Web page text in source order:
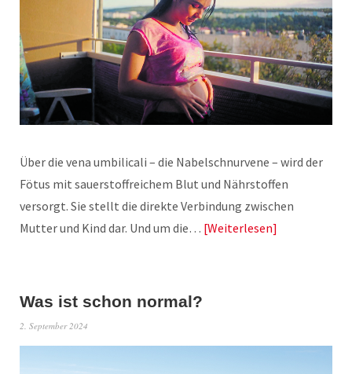
Über die vena umbilicali – die Nabelschnurvene – wird der
Fötus mit sauerstoffreichem Blut und Nährstoffen
versorgt. Sie stellt die direkte Verbindung zwischen
Mutter und Kind dar. Und um die… Weiterlesen
Was ist schon normal?
2. September 2024